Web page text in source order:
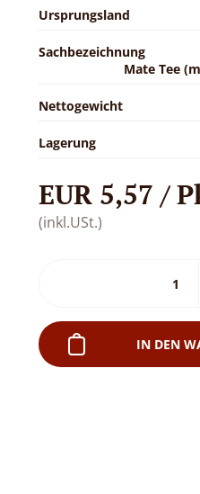
Ursprungsland
Sachbezeichnung
Mate Tee
Nettogewicht
Lagerung
EUR 5,57 /
(inkl.USt.)
IN DEN